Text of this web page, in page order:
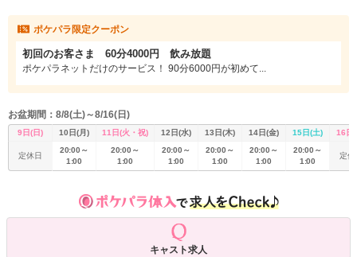
白を基調とした内装は、スナックながら少しシックな感じもあり、落ち着いた
雰囲気で楽しくお酒が飲めるお店です。お客様をもてなしたいというオーナー
のこだわりが細部までしっかり反映されています。
キャバクラやガールズバーとは一味違う、スナックらしいアットホームさも兼
い。
ポケパラ限定クーポン
初回のお客さま 60分4000円 飲み放題
ポケパラネットだけのサービス！ 90分6000円が初めて...
お盆期間：8/8(土)～8/16(日)
9日(日) 10日(月) 11日(火・祝) 12日(水) 13日(木) 14日(金) 15日(土) 16日
定休日
20:00～
1:00
20:00～
1:00
20:00～
1:00
20:00～
1:00
20:00～
1:00
20:00～
1:00
定休
キャスト求人